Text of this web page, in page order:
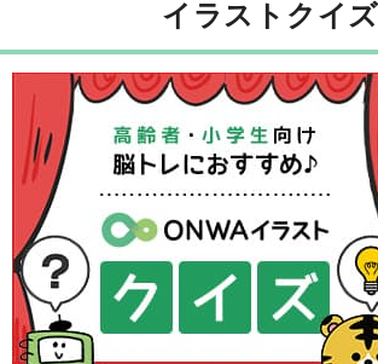
イラストクイズ